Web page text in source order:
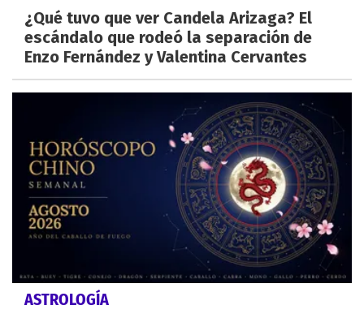
¿Qué tuvo que ver Candela Arizaga? El
escándalo que rodeó la separación de
Enzo Fernández y Valentina Cervantes
ASTROLOGÍA